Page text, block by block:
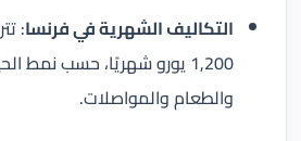
التكاليف الشهرية في فرنسا
1,200 يورو شهريًا، حسب نمط
والطعام والمواصلات.